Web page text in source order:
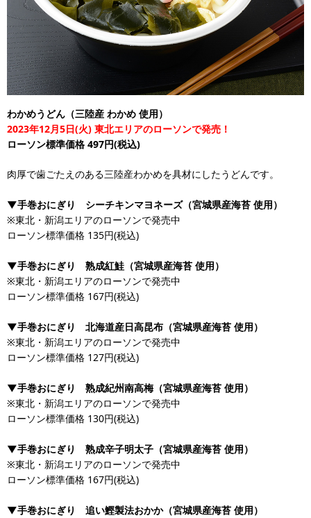
わかめうどん（三陸産 わかめ 使用）
2023年12月5日(火) 東北エリアのローソンで発売！
ローソン標準価格 497円(税込)
肉厚で歯ごたえのある三陸産わかめを具材にしたうどんです。
▼手巻おにぎり シーチキンマヨネーズ（宮城県産海苔 使用）
※東北・新潟エリアのローソンで発売中
ローソン標準価格 135円(税込)
▼手巻おにぎり 熟成紅鮭（宮城県産海苔 使用）
※東北・新潟エリアのローソンで発売中
ローソン標準価格 167円(税込)
▼手巻おにぎり 北海道産日高昆布（宮城県産海苔 使用）
※東北・新潟エリアのローソンで発売中​​​​​​​
ローソン標準価格 127円(税込)
▼手巻おにぎり 熟成紀州南高梅（宮城県産海苔 使用）
※東北・新潟エリアのローソンで発売中​​​​​​​
ローソン標準価格 130円(税込)
▼手巻おにぎり 熟成辛子明太子（宮城県産海苔 使用）
※東北・新潟エリアのローソンで発売中​​​​​​​
ローソン標準価格 167円(税込)
▼手巻おにぎり 追い鰹製法おかか（宮城県産海苔 使用）